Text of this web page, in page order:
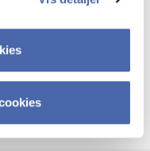
at være den bedste
jeg, at jeg også